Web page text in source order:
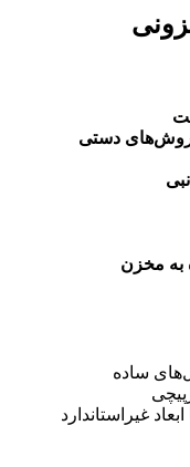
دستی
به مخزن
ساده
غیراستاندارد